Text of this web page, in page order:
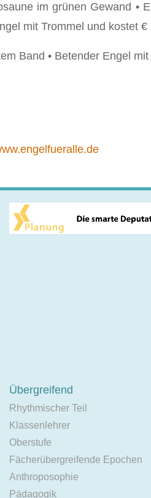
im grünen Gewand •
mit Trommel und kostet €
Band • Betender Engel
Übergreifend
Rhythmischer Teil
Klassenlehrer
Oberstufe
Fächerübergreifende Epochen
Anthroposophie
Pädagogik